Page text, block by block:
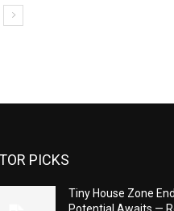
PICKS
Tiny House Zone